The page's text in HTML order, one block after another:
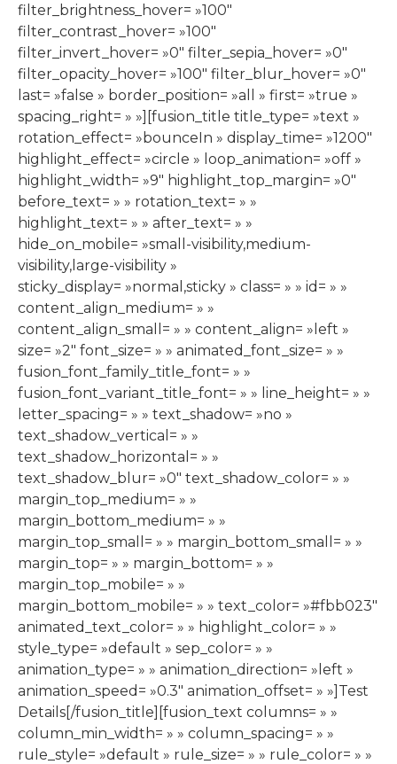
filter_brightness_hover= »100″
filter_contrast_hover= »100″
filter_invert_hover= »0″ filter_sepia_hover= »0″
filter_opacity_hover= »100″ filter_blur_hover= »0″
last= »false » border_position= »all » first= »true »
spacing_right= » »][fusion_title title_type= »text »
rotation_effect= »bounceIn » display_time= »1200″
highlight_effect= »circle » loop_animation= »off »
highlight_width= »9″ highlight_top_margin= »0″
before_text= » » rotation_text= » »
highlight_text= » » after_text= » »
hide_on_mobile= »small-visibility,medium-
visibility,large-visibility »
sticky_display= »normal,sticky » class= » » id= » »
content_align_medium= » »
content_align_small= » » content_align= »left »
size= »2″ font_size= » » animated_font_size= » »
fusion_font_family_title_font= » »
fusion_font_variant_title_font= » » line_height= » »
letter_spacing= » » text_shadow= »no »
text_shadow_vertical= » »
text_shadow_horizontal= » »
text_shadow_blur= »0″ text_shadow_color= » »
margin_top_medium= » »
margin_bottom_medium= » »
margin_top_small= » » margin_bottom_small= » »
margin_top= » » margin_bottom= » »
margin_top_mobile= » »
margin_bottom_mobile= » » text_color= »#fbb023″
animated_text_color= » » highlight_color= » »
style_type= »default » sep_color= » »
animation_type= » » animation_direction= »left »
animation_speed= »0.3″ animation_offset= » »]Test
Details[/fusion_title][fusion_text columns= » »
column_min_width= » » column_spacing= » »
rule_style= »default » rule_size= » » rule_color= » »